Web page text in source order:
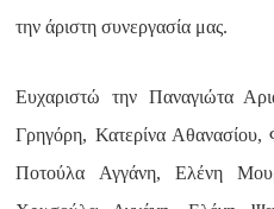
την άριστη συνεργασία μας.
Ευχαριστώ την Παναγιώτα
Γρηγόρη, Κατερίνα
Ποτούλα Αγγάνη, Ελένη